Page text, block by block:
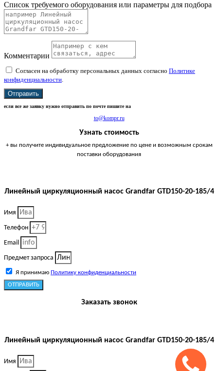
Список требуемого оборудования или параметры для подбора
Комментарии
Согласен на обработку персональных данных согласно Политике
конфиденциальности.
Отправить
если все же заявку нужно отправить по почте пишите на
to@kompr.ru
Узнать стоимость
+ вы получите индивидуальное предложение по цене и возможным срокам
поставки оборудования
Линейный циркуляционный насос Grandfar GTD150-20-185/4
Имя
Телефон
Email
Предмет запроса
Я принимаю Политику конфиденциальности
ОТПРАВИТЬ
Заказать звонок
Линейный циркуляционный насос Grandfar GTD150-20-185/4
Имя